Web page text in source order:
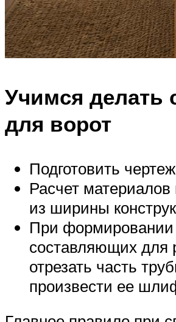
Учимся делать
для ворот
Подготовить
Расчет материалов
из ширины
При формировании
составляющих для
отрезать часть
произвести ее